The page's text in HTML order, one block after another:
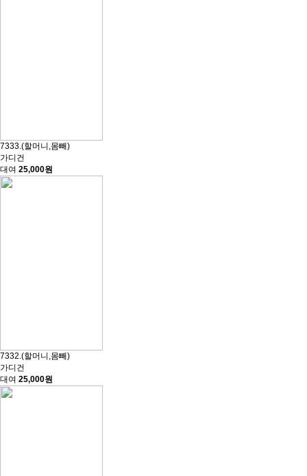
7333.(할머니,몸빼)
가디건
대여 25,000원
7332.(할머니,몸빼)
가디건
대여 25,000원